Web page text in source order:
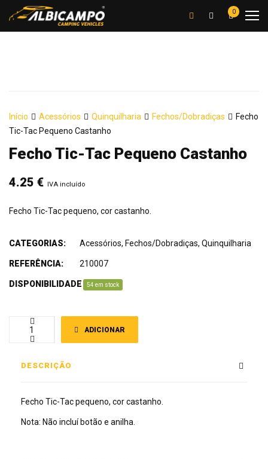
0
Início Acessórios Quinquilharia Fechos/Dobradiças
Fecho
Tic-Tac Pequeno Castanho
Fecho Tic-Tac Pequeno Castanho
4.25 € IVA incluído
Fecho Tic-Tac pequeno, cor castanho.
ADICIONAR
CATEGORIAS: Acessórios, Fechos/Dobradiças, Quinquilharia
REFERÊNCIA: 210007
DISPONIBILIDADE: 54 em stock
DESCRIÇÃO
Fecho Tic-Tac pequeno, cor castanho.
Nota: Não incluí botão e anilha.